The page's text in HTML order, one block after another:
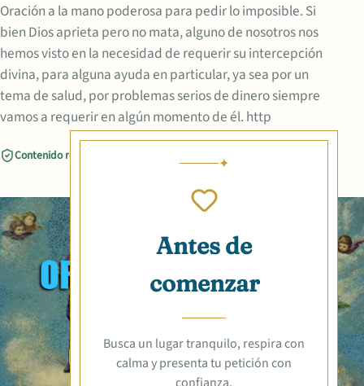
Oración a la mano poderosa para pedir lo imposible. Si
bien Dios aprieta pero no mata, alguno de nosotros nos
hemos visto en la necesidad de requerir su intercepción
divina, para alguna ayuda en particular, ya sea por un
tema de salud, por problemas serios de dinero siempre
vamos a requerir en algún momento de él. http
Contenido revisado
Antes de
comenzar
Busca un lugar tranquilo, respira con
calma y presenta tu petición con